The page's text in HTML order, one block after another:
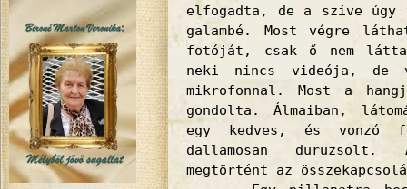
elfogadta, de a szíve
galambé. Most végre
fotóját, csak ő nem
neki nincs videója, de
mikrofonnal. Most a
gondolta. Álmaiban,
egy kedves, és vonzó
dallamosan duruzsolt.
megtörtént az